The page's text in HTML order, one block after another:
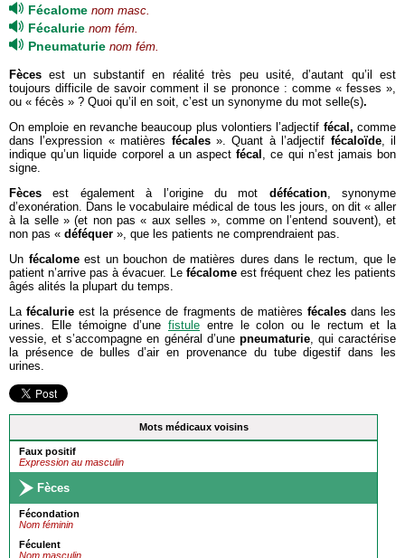
Mots médicaux voisins
Faux positif
Expression au masculin
Fèces
Fécondation
Nom féminin
Féculent
Nom masculin
Fécalome nom masc.
Fécalurie nom fém.
Pneumaturie nom fém.
Fèces est un substantif en réalité très peu usité, d’autant qu’il est
toujours difficile de savoir comment il se prononce : comme « fesses »,
ou « fécès » ? Quoi qu’il en soit, c’est un synonyme du mot selle(s).
On emploie en revanche beaucoup plus volontiers l’adjectif fécal, comme
dans l’expression « matières fécales». Quant à l’adjectif fécaloïde, il
indique qu’un liquide corporel a un aspectfécal , ce qui n’est jamais bon
signe.
Fèces est également à l’origine du mot défécation, synonyme
d’exonération. Dans le vocabulaire médical de tous les jours, on dit « aller
à la selle » (et non pas « aux selles », comme on l’entend souvent), et
non pas « déféquer », que les patients ne comprendraient pas.
Un fécalomeest un bouchon de matières dures dans le rectum, que le
patient n’arrive pas à évacuer. Le fécalome est fréquent chez les patients
âgés alités la plupart du temps.
Lafécalurieest la présence de fragments de matières fécalesdans les
urines. Elle témoigne d’une fistule entre le colon ou le rectum et la
vessie, et s’accompagne en général d’une pneumaturie, qui caractérise
la présence de bulles d’air en provenance du tube digestif dans les
urines.